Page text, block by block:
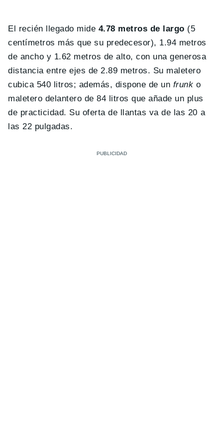
El recién llegado mide 4.78 metros de largo (5
centímetros más que su predecesor), 1.94 metros
de ancho y 1.62 metros de alto, con una generosa
distancia entre ejes de 2.89 metros. Su maletero
cubica 540 litros; además, dispone de un frunk o
maletero delantero de 84 litros que añade un plus
de practicidad. Su oferta de llantas va de las 20 a
las 22 pulgadas.